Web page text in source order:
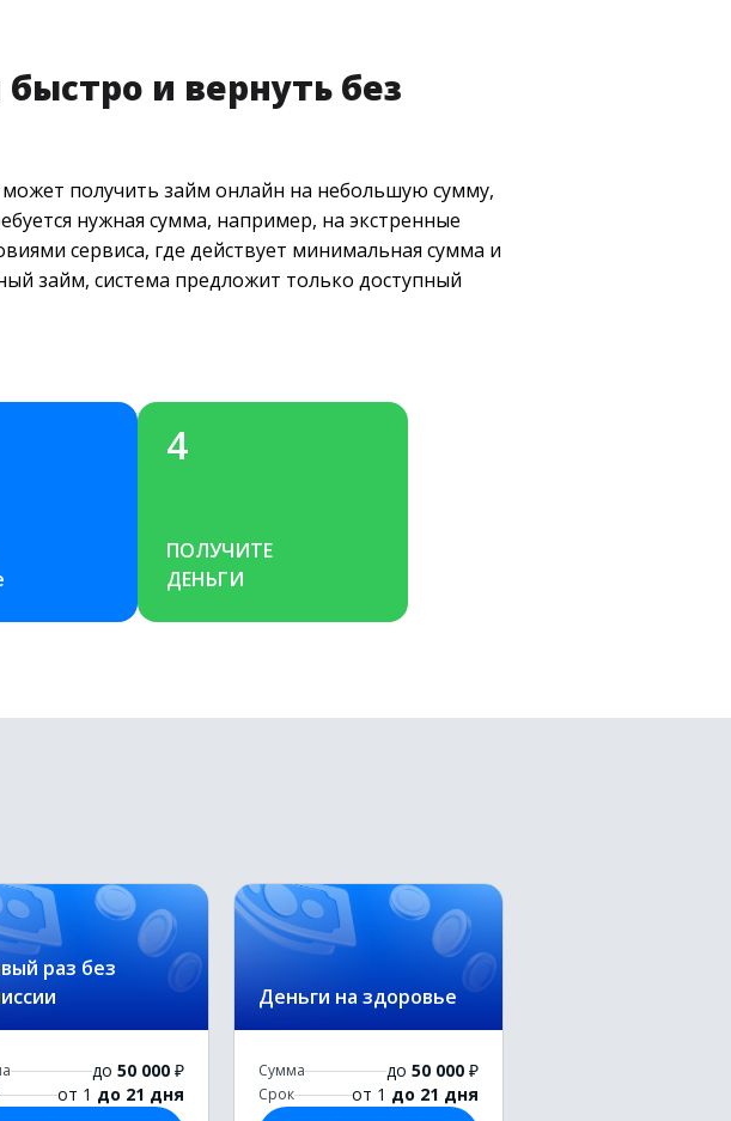
и вернуть без
получить займ онлайн на небольшую сумму,
нужная сумма, например, на экстренные
сервиса, где действует минимальная сумма и
займ, система предложит только доступный
4
ПОЛУЧИТЕ
ДЕНЬГИ
раз без
до 50 000 ₽
от 1 до 21 дня
Деньги на здоровье
Сумма до 50 000 ₽
Срок от 1 до 21 дня